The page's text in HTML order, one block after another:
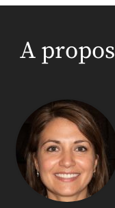
A propos